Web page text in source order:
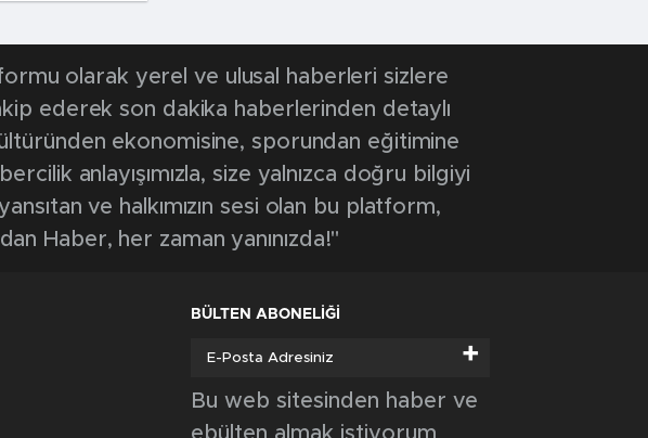
olarak yerel ve ulusal haberleri sizlere
ederek son dakika haberlerinden detaylı
ekonomisine, sporundan eğitimine
anlayışımızla, size yalnızca doğru bilgiyi
ve halkımızın sesi olan bu platform,
Haber, her zaman yanınızda!"
BÜLTEN ABONELİĞİ
+
Bu web sitesinden haber ve
ebülten almak istiyorum